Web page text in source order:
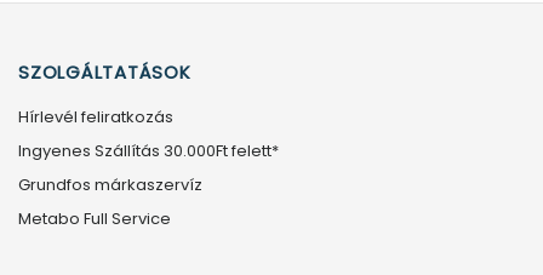
SZOLGÁLTATÁSOK
Hírlevél feliratkozás
Ingyenes Szállítás 30.000Ft felett*
Grundfos márkaszervíz
Metabo Full Service